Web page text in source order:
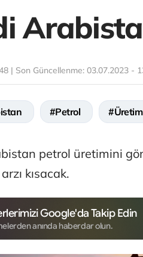
| Son Güncellenme: 03.07.2023 -
#Petrol #Üretim
petrol üretimini
kısacak.
Google'da Takip Edin
anında haberdar olun.